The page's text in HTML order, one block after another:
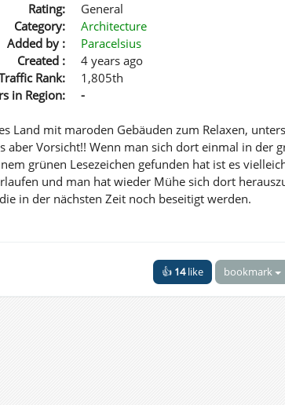
Rating:
General
Category:
Architecture
Added by :
Paracelsius
Created :
4 years ago
Rank:
1,805th
in Region:
-
Land mit maroden Gebäuden zum Relaxen,
aber Vorsicht!! Wenn man sich dort einmal in der
grünen Lesezeichen gefunden hat ist es
und man hat wieder Mühe sich dort
in der nächsten Zeit noch beseitigt werden.
👍 14like bookmark